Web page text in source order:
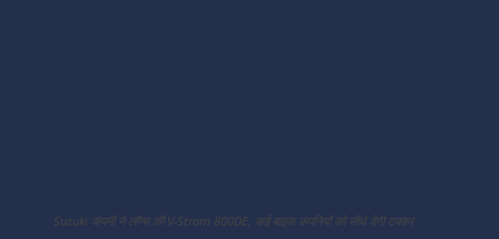
Suzuki कंपनी ने लॉन्च की V-Strom 800DE, कई बाइक कंपनियों को सीधे देगी टक्कर